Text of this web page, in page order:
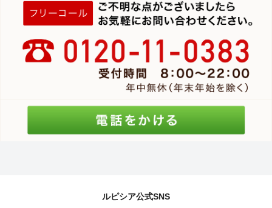
ルピシア公式SNS